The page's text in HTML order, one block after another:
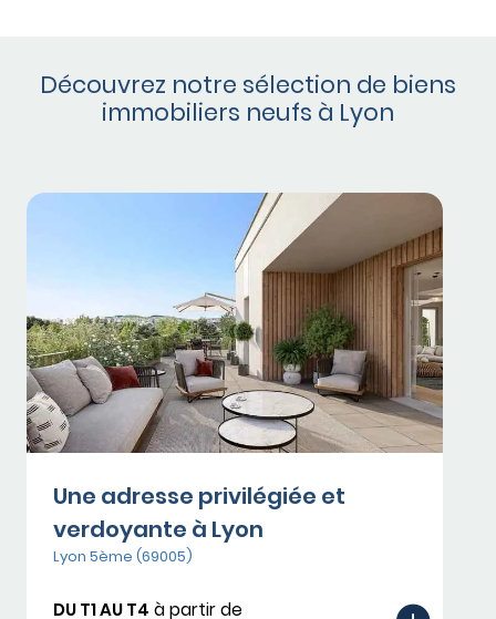
Découvrez notre sélection de biens
immobiliers neufs à Lyon
Une adresse privilégiée et
verdoyante à Lyon
Lyon 5ème (69005)
DU T1 AU T4 à partir de